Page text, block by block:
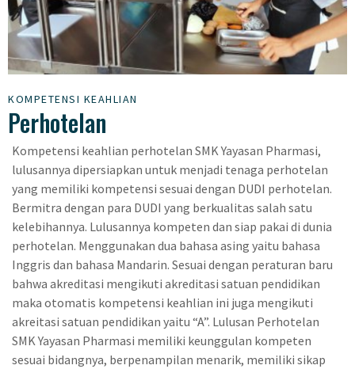
KOMPETENSI KEAHLIAN
Perhotelan
Kompetensi keahlian perhotelan SMK Yayasan Pharmasi,
lulusannya dipersiapkan untuk menjadi tenaga perhotelan
yang memiliki kompetensi sesuai dengan DUDI perhotelan.
Bermitra dengan para DUDI yang berkualitas salah satu
kelebihannya. Lulusannya kompeten dan siap pakai di dunia
perhotelan. Menggunakan dua bahasa asing yaitu bahasa
Inggris dan bahasa Mandarin. Sesuai dengan peraturan baru
bahwa akreditasi mengikuti akreditasi satuan pendidikan
maka otomatis kompetensi keahlian ini juga mengikuti
akreitasi satuan pendidikan yaitu “A”. Lulusan Perhotelan
SMK Yayasan Pharmasi memiliki keunggulan kompeten
sesuai bidangnya, berpenampilan menarik, memiliki sikap